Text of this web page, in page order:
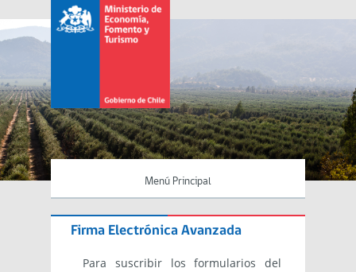
Menú Principal
Firma Electrónica Avanzada
Para suscribir los formularios del